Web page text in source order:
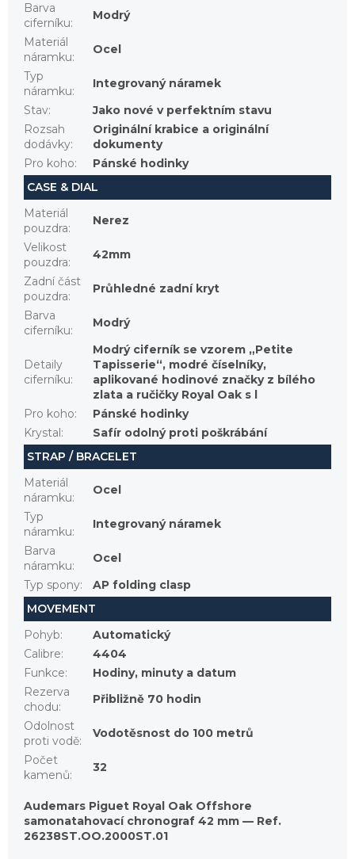
Barva
ciferníku:
Modrý
Materiál
náramku:
Ocel
Typ
náramku:
Integrovaný náramek
Stav:
Jako nové v perfektním stavu
Rozsah
dodávky:
Originální krabice a originální
dokumenty
Pro koho:
Pánské hodinky
CASE & DIAL
Materiál
pouzdra:
Nerez
Velikost
pouzdra:
42mm
Zadní část
pouzdra:
Průhledné zadní kryt
Barva
ciferníku:
Modrý
Detaily
ciferníku:
Modrý ciferník se vzorem „Petite
Tapisserie“, modré číselníky,
aplikované hodinové značky z bílého
zlata a ručičky Royal Oak s l
Pro koho:
Pánské hodinky
Krystal :
Safír odolný proti poškrábání
STRAP / BRACELET
Materiál
náramku:
Ocel
Typ
náramku:
Integrovaný náramek
Barva
náramku:
Ocel
Typ spony:
AP folding clasp
MOVEMENT
Pohyb:
Automatický
Calibre:
4404
Funkce:
Hodiny, minuty a datum
Rezerva
chodu:
Přibližně 70 hodin
Odolnost
proti vodě:
Vodotěsnost do 100 metrů
Počet
kamenů:
32
Audemars Piguet Royal Oak Offshore
samonatahovací chronograf 42 mm — Ref.
26238ST.OO.2000ST.01